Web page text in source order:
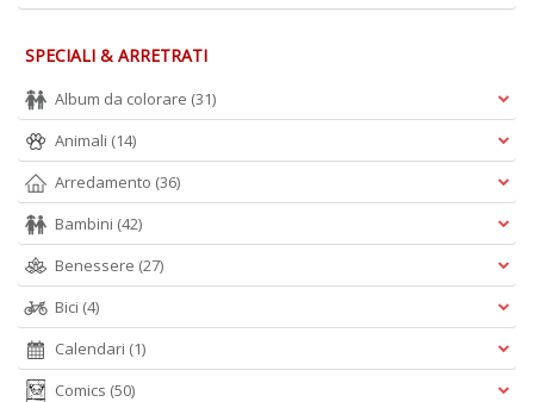
SPECIALI & ARRETRATI
Album da colorare (31)
Animali (14)
Arredamento (36)
Bambini (42)
Benessere (27)
Bici (4)
Calendari (1)
Comics (50)